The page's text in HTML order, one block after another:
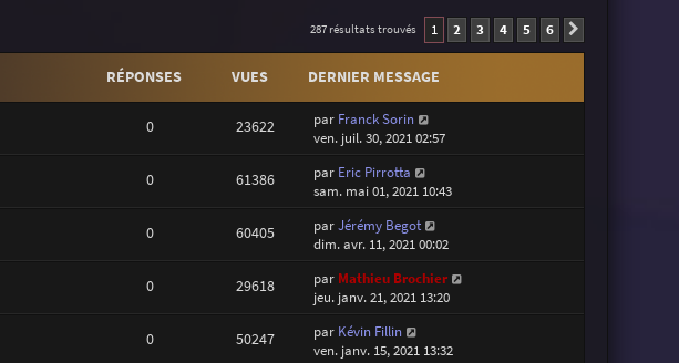
287 résultats trouvés 1 2 3 4 5 6
RÉPONSES VUES DERNIER MESSAGE
0 23622 par Franck Sorin
ven. juil. 30, 2021 02:57
0 61386 par Eric Pirrotta
sam. mai 01, 2021 10:43
0 60405 parJérémy Begot
dim. avr. 11, 2021 00:02
0 29618 par Mathieu Brochier
jeu. janv. 21, 2021 13:20
0 50247 par Kévin Fillin
ven. janv. 15, 2021 13:32